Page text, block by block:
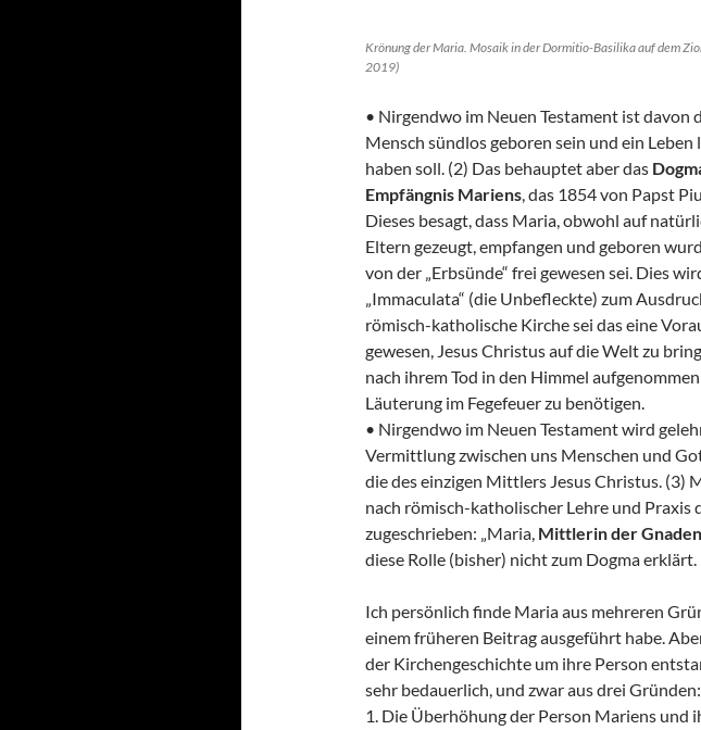
Krönung der Maria. Mosaik in der Dormitio-Basilika auf dem
2019)
• Nirgendwo im Neuen Testament ist davon
Mensch sündlos geboren sein und ein Leben
haben soll. (2) Das behauptet aber das
Empfängnis Mariens, das 1854 von Papst
Dieses besagt, dass Maria, obwohl auf
Eltern gezeugt, empfangen und geboren
von der „Erbsünde“ frei gewesen sei. Dies
„Immaculata“ (die Unbefleckte) zum
römisch-katholische Kirche sei das eine
gewesen, Jesus Christus auf die Welt zu
nach ihrem Tod in den Himmel
Läuterung im Fegefeuer zu benötigen.
• Nirgendwo im Neuen Testament wird
Vermittlung zwischen uns Menschen und
die des einzigen Mittlers Jesus Christus. (3)
nach römisch-katholischer Lehre und Praxis
zugeschrieben: „Maria, Mittlerin der Gnaden
diese Rolle (bisher) nicht zum Dogma erklärt.
Ich persönlich finde Maria aus mehreren
einem früheren Beitrag ausgeführt habe.
der Kirchengeschichte um ihre Person
sehr bedauerlich, und zwar aus drei Gründen:
1. Die Überhöhung der Person Mariens und